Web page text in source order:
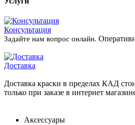
Консультация
Задайте нам вопрос онлайн.
Доставка
Доставка краски в пределах КАД
только при заказе в интернет
Аксессуары